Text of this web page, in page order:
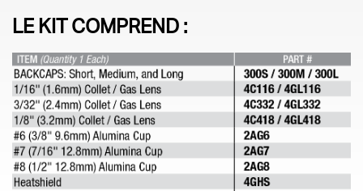
LE KIT COMPREND :